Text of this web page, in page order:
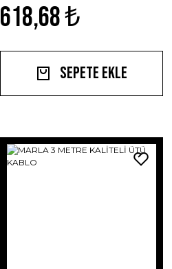
618,68 ₺
Sepete Ekle